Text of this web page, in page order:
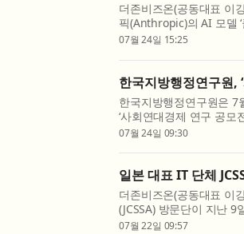
더존비즈온(공동대표 이
픽(Anthropic)의 AI 모델
무 환경 전환에 본격 나섰
07월 24일 15:25
한국지방행정연구원,
한국지방행정연구원은 7
‘사회연대경제 연구 공모
대경제 분야의 창의적인
07월 24일 09:30
일본 대표 IT 단체
더존비즈온(공동대표 이
(JCSSA) 방문단이 지난
전환) 전략과 주요 솔루션
07월 22일 09:57